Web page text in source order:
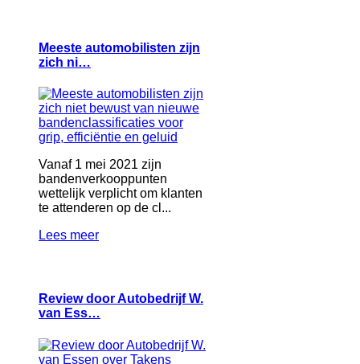
Meeste automobilisten zijn
zich ni…
Vanaf 1 mei 2021 zijn
bandenverkooppunten
wettelijk verplicht om klanten
te attenderen op de cl...
Lees meer
Review door Autobedrijf W.
van Ess…